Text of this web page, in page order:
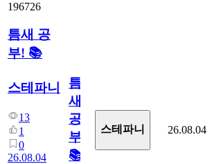
196726
틈새 공
부! 📚
스테파니
13
1
0
26.08.04
틈
새
공
부!
📚
스테파니 26.08.04